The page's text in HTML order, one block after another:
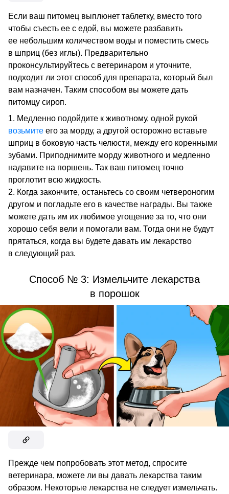
Если ваш питомец выплюнет таблетку, вместо того
чтобы съесть ее с едой, вы можете разбавить
ее небольшим количеством воды и поместить смесь
в шприц (без иглы). Предварительно
проконсультируйтесь с ветеринаром и уточните,
подходит ли этот способ для препарата, который был
вам назначен. Таким способом вы можете дать
питомцу сироп.
Медленно подойдите к животному, одной рукой
возьмите его за морду, а другой осторожно вставьте
шприц в боковую часть челюсти, между его коренными
зубами. Приподнимите морду животного и медленно
надавите на поршень. Так ваш питомец точно
проглотит всю жидкость.
Когда закончите, останьтесь со своим четвероногим
другом и погладьте его в качестве награды. Вы также
можете дать им их любимое угощение за то, что они
хорошо себя вели и помогали вам. Тогда они не будут
прятаться, когда вы будете давать им лекарство
в следующий раз.
Способ № 3: Измельчите лекарства
в порошок
Прежде чем попробовать этот метод, спросите
ветеринара, можете ли вы давать лекарства таким
образом. Некоторые лекарства не следует измельчать.